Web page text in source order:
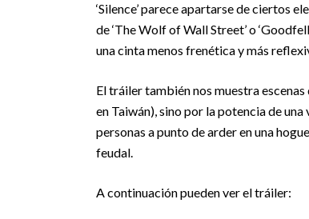
‘Silence’ parece apartarse de ciertos
de ‘The Wolf of Wall Street’ o
una cinta menos frenética y más
El tráiler también nos muestra
en Taiwán), sino por la potencia de
personas a punto de arder en una
feudal.
A continuación pueden ver el tráiler: